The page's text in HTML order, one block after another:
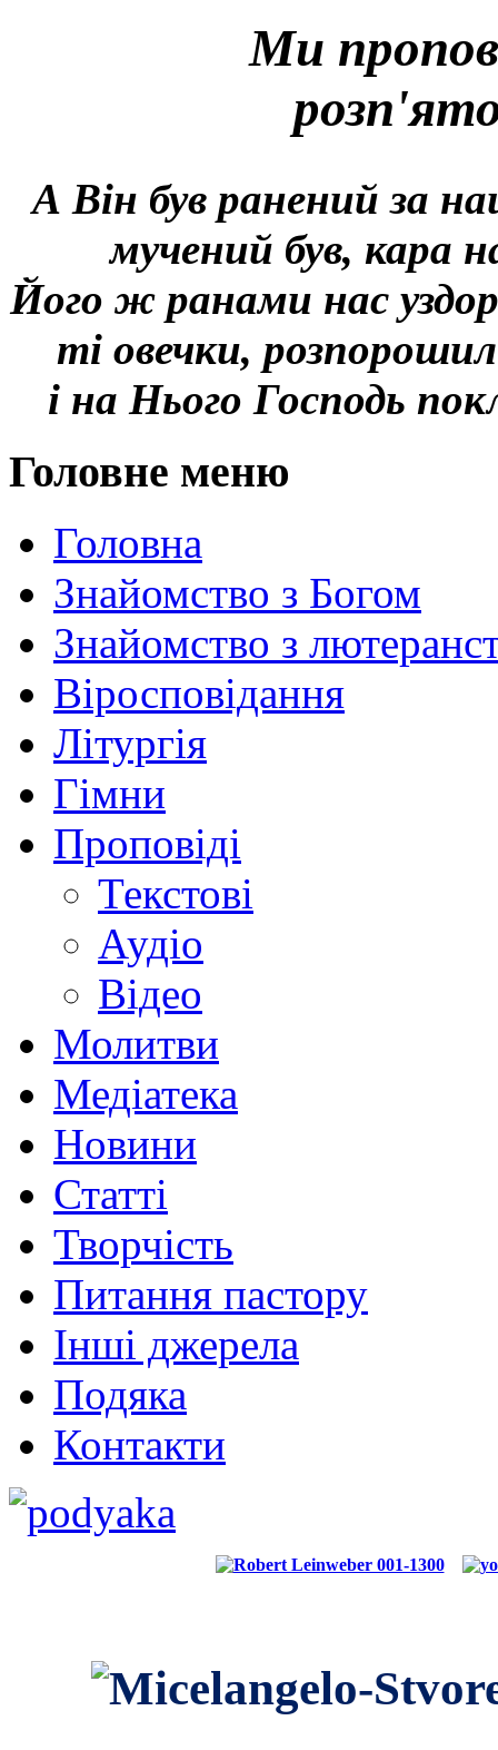
Ми
А Він був ранений за
мучений був, кара
Його ж ранами нас
ті овечки,
і на Нього Господь
Головне меню
Головна
Знайомство з Богом
Знайомство з
Віросповідання
Літургія
Гімни
Проповіді
Текстові
Аудіо
Відео
Молитви
Медіатека
Новини
Статті
Творчість
Питання пастору
Інші джерела
Подяка
Контакти